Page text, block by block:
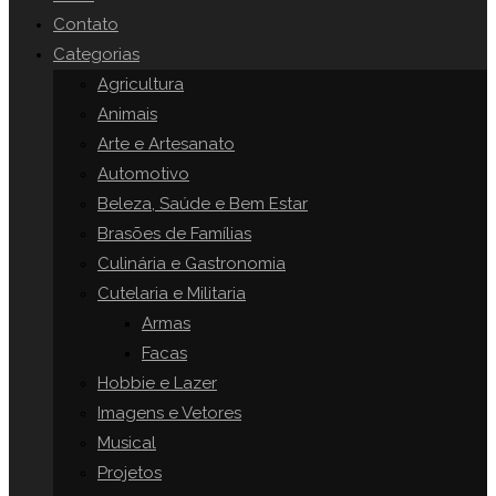
Contato
Categorias
Agricultura
Animais
Arte e Artesanato
Automotivo
Beleza, Saúde e Bem Estar
Brasões de Famílias
Culinária e Gastronomia
Cutelaria e Militaria
Armas
Facas
Hobbie e Lazer
Imagens e Vetores
Musical
Projetos